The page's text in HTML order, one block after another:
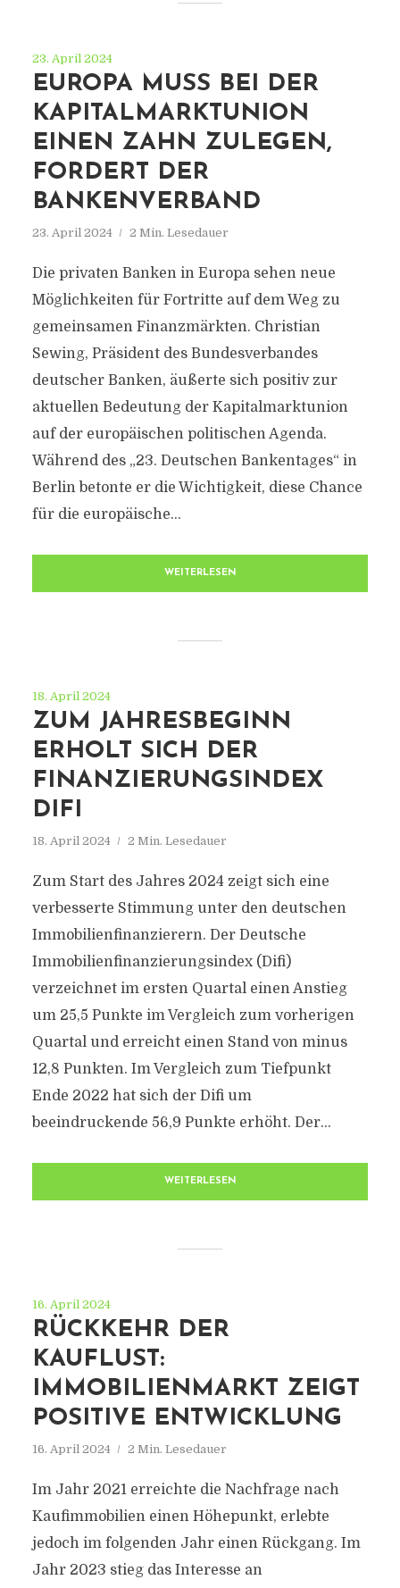
23. April 2024
EUROPA MUSS BEI DER
KAPITALMARKTUNION
EINEN ZAHN ZULEGEN,
FORDERT DER
BANKENVERBAND
23. April 2024 2 Min. Lesedauer
Die privaten Banken in Europa sehen neue
Möglichkeiten für Fortritte auf dem Weg zu
gemeinsamen Finanzmärkten. Christian
Sewing, Präsident des Bundesverbandes
deutscher Banken, äußerte sich positiv zur
aktuellen Bedeutung der Kapitalmarktunion
auf der europäischen politischen Agenda.
Während des „23. Deutschen Bankentages“ in
Berlin betonte er die Wichtigkeit, diese Chance
für die europäische...
WEITERLESEN
18. April 2024
ZUM JAHRESBEGINN
ERHOLT SICH DER
FINANZIERUNGSINDEX
DIFI
18. April 2024 2 Min. Lesedauer
Zum Start des Jahres 2024 zeigt sich eine
verbesserte Stimmung unter den deutschen
Immobilienfinanzierern. Der Deutsche
Immobilienfinanzierungsindex (Difi)
verzeichnet im ersten Quartal einen Anstieg
um 25,5 Punkte im Vergleich zum vorherigen
Quartal und erreicht einen Stand von minus
12,8 Punkten. Im Vergleich zum Tiefpunkt
Ende 2022 hat sich der Difi um
beeindruckende 56,9 Punkte erhöht. Der...
WEITERLESEN
16. April 2024
RÜCKKEHR DER
KAUFLUST:
IMMOBILIENMARKT ZEIGT
POSITIVE ENTWICKLUNG
16. April 2024 2 Min. Lesedauer
Im Jahr 2021 erreichte die Nachfrage nach
Kaufimmobilien einen Höhepunkt, erlebte
jedoch im folgenden Jahr einen Rückgang. Im
Jahr 2023 stieg das Interesse an